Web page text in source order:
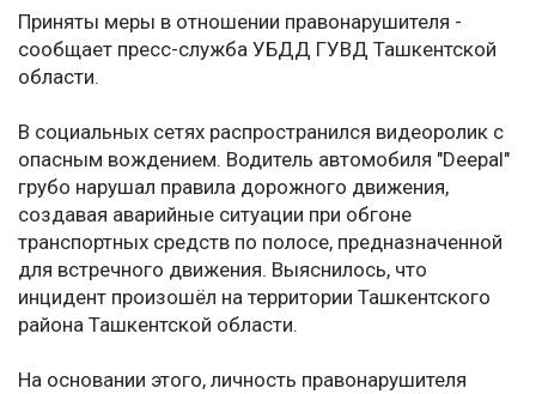
Приняты меры в отношении правонарушителя -
сообщает пресс-служба УБДД ГУВД Ташкентской
области.
В социальных сетях распространился видеоролик с
опасным вождением. Водитель автомобиля "Deepal"
грубо нарушал правила дорожного движения,
создавая аварийные ситуации при обгоне
транспортных средств по полосе, предназначенной
для встречного движения. Выяснилось, что
инцидент произошёл на территории Ташкентского
района Ташкентской области.
На основании этого, личность правонарушителя